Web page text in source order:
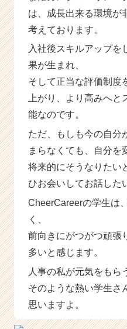
は、成長出来る環境が
考えております。
入社後スキルアップを
果が生まれ、
そして正当な評価制度
上がり、より高みへ
能なのです。
ただ、もしも今の自分
まらなくても、自分を
将来的にそうなりたい
ひお会いしてお話した
CheerCareerの学生は
く、
前向きにがつがつ頑張
多いと感じます。
人事の私が元気をもら
そのような熱い学生さ
思いますよ。